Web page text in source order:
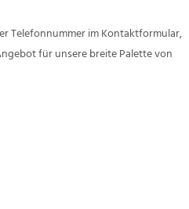
Telefonnummer im Kontaktformular,
für unsere breite Palette von